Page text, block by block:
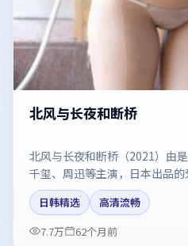
北风与长夜和断桥
北风与长夜和断桥（2021）由
千玺、周迅等主演，日本出品
悬念保持到最后一刻。剧情简介
上映日期以片方资料为准。
日韩精选
高清流畅
7.7万
62个月前